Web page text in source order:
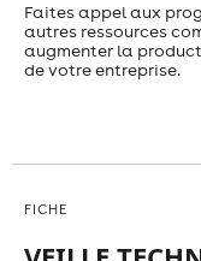
Faites appel aux
autres ressources
augmenter la
de votre entreprise.
FICHE